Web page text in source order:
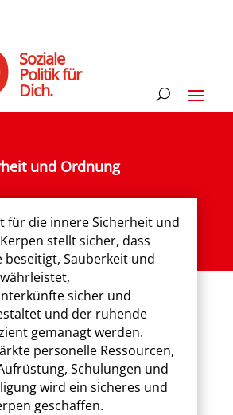
Soziale
Politik für
Dich.
und Ordnung
für die innere Sicherheit und
stellt sicher, dass
beseitigt, Sauberkeit und
sicher und
und der ruhende
gemanagt werden.
personelle Ressourcen,
Schulungen und
wird ein sicheres und
geschaffen.